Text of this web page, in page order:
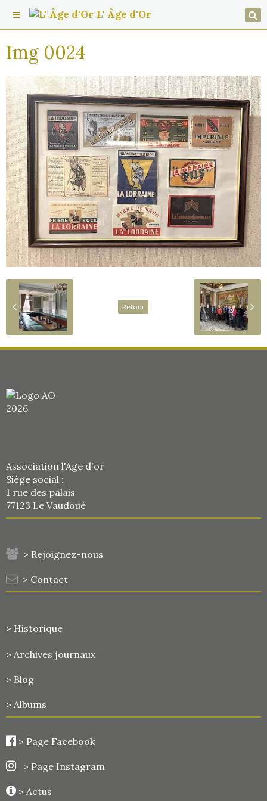
L' Âge d'Or
Img 0024
Retour
Association l'Age d'or
Siège social :
1 rue des palais
77123 Le Vaudoué
> Rejoignez-nous
> Contact
> Historique
> Archives journaux
> Blog
> Albums
> Page Facebook
> Page Instagram
> Actus